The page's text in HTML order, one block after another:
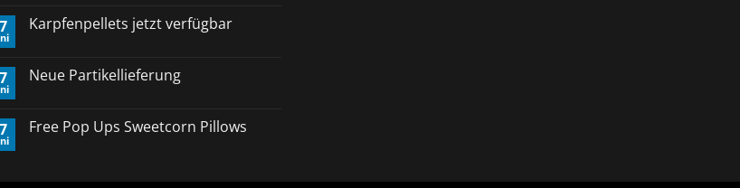
Zurück
Simon
T.
Karpfenpellets jetzt verfügbar
Karpfenpellets
Neue Partikellieferung
Neue
Free Pop Ups Sweetcorn Pillows
Free